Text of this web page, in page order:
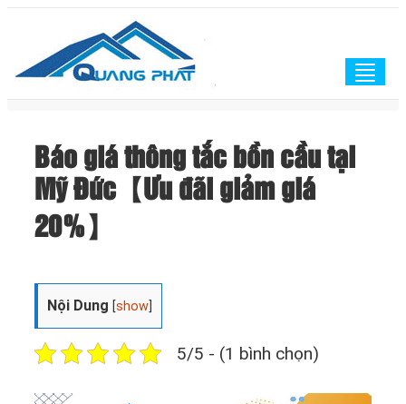
Báo giá thông tắc bồn cầu tại
Mỹ Đức【Ưu đãi giảm giá
20%】
Nội Dung [show
5/5 - (1 bình chọn)